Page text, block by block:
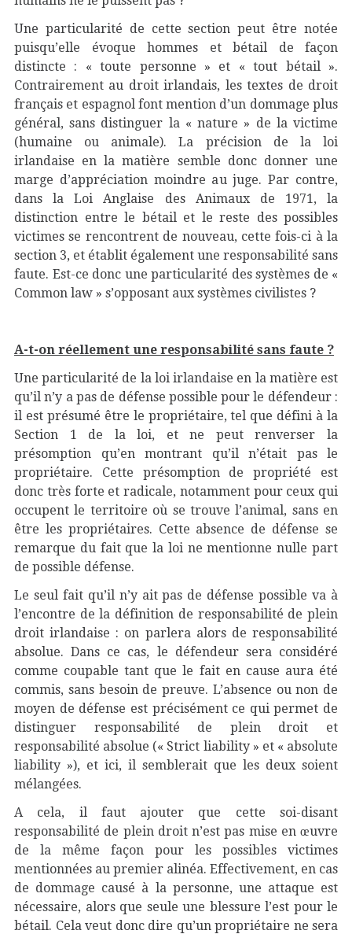
Une particularité de cette section peut être notée
puisqu’elle évoque hommes et bétail de façon
distincte : « toute personne » et « tout bétail ».
Contrairement au droit irlandais, les textes de droit
français et espagnol font mention d’un dommage plus
général, sans distinguer la « nature » de la victime
(humaine ou animale). La précision de la loi
irlandaise en la matière semble donc donner une
marge d’appréciation moindre au juge. Par contre,
dans la Loi Anglaise des Animaux de 1971, la
distinction entre le bétail et le reste des possibles
victimes se rencontrent de nouveau, cette fois-ci à la
section 3, et établit également une responsabilité sans
faute. Est-ce donc une particularité des systèmes de «
Common law » s’opposant aux systèmes civilistes ?
A-t-on réellement une responsabilité sans faute ?
Une particularité de la loi irlandaise en la matière est
qu’il n’y a pas de défense possible pour le défendeur :
il est présumé être le propriétaire, tel que défini à la
Section 1 de la loi, et ne peut renverser la
présomption qu’en montrant qu’il n’était pas le
propriétaire. Cette présomption de propriété est
donc très forte et radicale, notamment pour ceux qui
occupent le territoire où se trouve l’animal, sans en
être les propriétaires. Cette absence de défense se
remarque du fait que la loi ne mentionne nulle part
de possible défense.
Le seul fait qu’il n’y ait pas de défense possible va à
l’encontre de la définition de responsabilité de plein
droit irlandaise : on parlera alors de responsabilité
absolue. Dans ce cas, le défendeur sera considéré
comme coupable tant que le fait en cause aura été
commis, sans besoin de preuve. L’absence ou non de
moyen de défense est précisément ce qui permet de
distinguer responsabilité de plein droit et
responsabilité absolue (« Strict liability » et « absolute
liability »), et ici, il semblerait que les deux soient
mélangées.
A cela, il faut ajouter que cette soi-disant
responsabilité de plein droit n’est pas mise en œuvre
de la même façon pour les possibles victimes
mentionnées au premier alinéa. Effectivement, en cas
de dommage causé à la personne, une attaque est
nécessaire, alors que seule une blessure l’est pour le
bétail. Cela veut donc dire qu’un propriétaire ne sera